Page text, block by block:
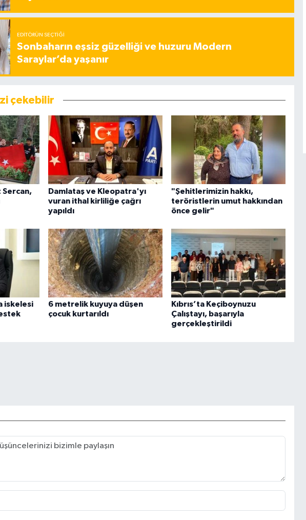
EDITÖRÜN SEÇTIĞI
Sonbaharın eşsiz güzelliği ve huzuru Modern
Saraylar’da yaşanır
çekebilir
Sercan,
Damlataş ve Kleopatra'yı
vuran ithal kirliliğe çağrı
yapıldı
"Şehitlerimizin hakkı,
teröristlerin umut hakkından
önce gelir"
iskelesi
6 metrelik kuyuya düşen
çocuk kurtarıldı
Kıbrıs’ta Keçiboynuzu
Çalıştayı, başarıyla
gerçekleştirildi